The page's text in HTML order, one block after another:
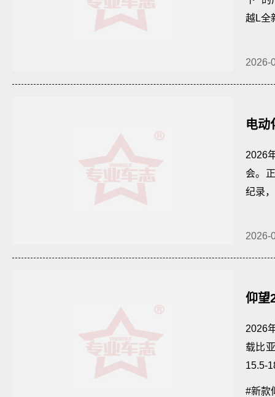
越L全
2026-
电动
术
2026
会。
纪录
2026-
仰望
验
2026
载比
15.5-
#新款